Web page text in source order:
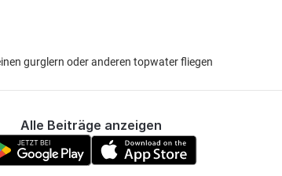
gurglern oder anderen topwater fliegen
Alle Beiträge anzeigen